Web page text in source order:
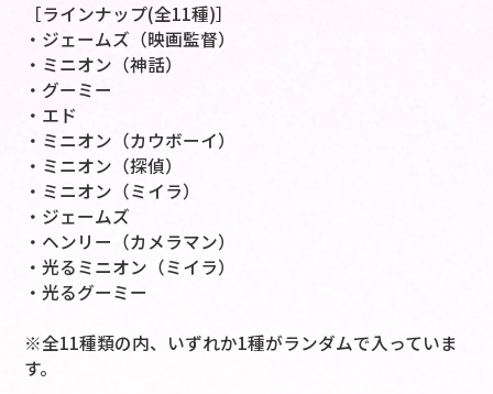
［ラインナップ(全11種)］
・ジェームズ（映画監督）
・ミニオン（神話）
・グーミー
・エド
・ミニオン（カウボーイ）
・ミニオン（探偵）
・ミニオン（ミイラ）
・ジェームズ
・ヘンリー（カメラマン）
・光るミニオン（ミイラ）
・光るグーミー
※全11種類の内、いずれか1種がランダムで入っていま
す。